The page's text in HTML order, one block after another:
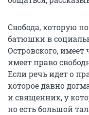
Свобода, которую
батюшки в
Островского,
имеет право
Если речь идет о
которое давно
и священник, у
но есть большой